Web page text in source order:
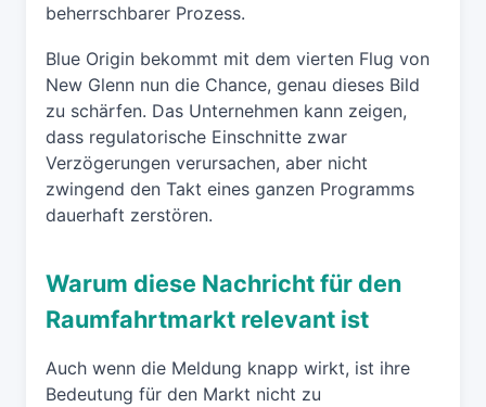
beherrschbarer Prozess.
Blue Origin bekommt mit dem vierten Flug von
New Glenn nun die Chance, genau dieses Bild
zu schärfen. Das Unternehmen kann zeigen,
dass regulatorische Einschnitte zwar
Verzögerungen verursachen, aber nicht
zwingend den Takt eines ganzen Programms
dauerhaft zerstören.
Warum diese Nachricht für den
Raumfahrtmarkt relevant ist
Auch wenn die Meldung knapp wirkt, ist ihre
Bedeutung für den Markt nicht zu